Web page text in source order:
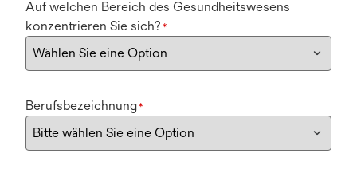
Auf welchen Bereich des Gesundheitswesens
konzentrieren Sie sich? *
Berufsbezeichnung*